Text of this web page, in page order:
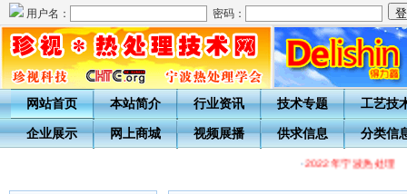
用户名： 密码：
网站首页 本站简介 行业资讯 技术专题 工艺技
企业展示 网上商城 视频展播 供求信息 分类信
·2022年宁波热处理